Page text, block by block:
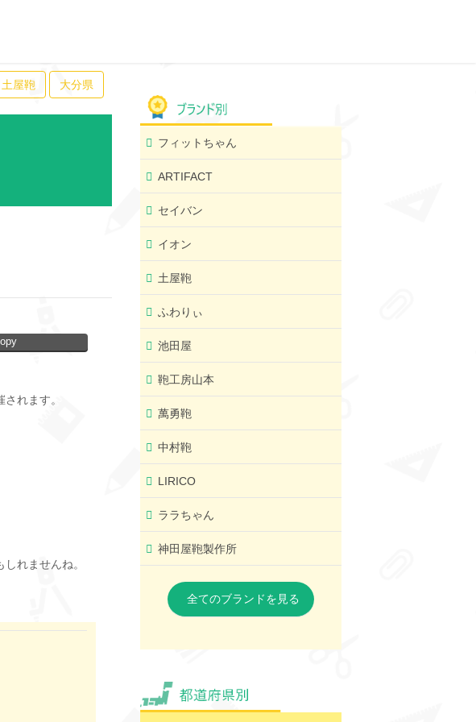
土屋鞄 大分県
れます。
れませんね。
フィットちゃん
ARTIFACT
セイバン
イオン
土屋鞄
ふわりぃ
池田屋
鞄工房山本
萬勇鞄
中村鞄
LIRICO
ララちゃん
神田屋鞄製作所
全てのブランドを見る